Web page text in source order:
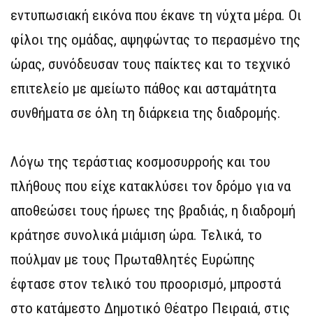
εντυπωσιακή εικόνα που έκανε τη νύχτα μέρα. Οι
φίλοι της ομάδας, αψηφώντας το περασμένο της
ώρας, συνόδευσαν τους παίκτες και το τεχνικό
επιτελείο με αμείωτο πάθος και ασταμάτητα
συνθήματα σε όλη τη διάρκεια της διαδρομής.
Λόγω της τεράστιας κοσμοσυρροής και του
πλήθους που είχε κατακλύσει τον δρόμο για να
αποθεώσει τους ήρωες της βραδιάς, η διαδρομή
κράτησε συνολικά μιάμιση ώρα. Τελικά, το
πούλμαν με τους Πρωταθλητές Ευρώπης
έφτασε στον τελικό του προορισμό, μπροστά
στο κατάμεστο Δημοτικό Θέατρο Πειραιά, στις